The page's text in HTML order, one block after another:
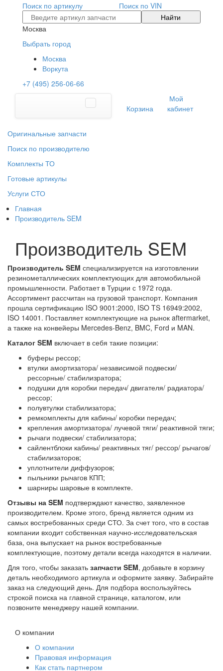
Поиск по артикулу
Поиск по VIN
Найти
Москва
Выбрать город
Москва
Воркута
+7 (495) 256-06-66
Корзина
Мой
кабинет
Оригинальные запчасти
Поиск по производителю
Комплекты ТО
Готовые артикулы
Услуги СТО
Главная
Производитель SEM
Производитель SEM
Производитель SEM специализируется на изготовлении
резинометаллических комплектующих для автомобильной
промышленности. Работает в Турции с 1972 года.
Ассортимент рассчитан на грузовой транспорт. Компания
прошла сертификацию ISO 9001:2000, ISO TS 16949:2002,
ISO 14001. Поставляет комплектующие на рынок aftermarket,
а также на конвейеры Mercedes-Benz, BMC, Ford и MAN.
Каталог SEM включает в себя такие позиции:
буферы рессор;
втулки амортизатора/ независимой подвески/
рессорные/ стабилизратора;
подушки для коробки передач/ двигателя/ радиатора/
рессор;
полувтулки стабилизатора;
ремкомплекты для кабины/ коробки передач;
крепления амортизатора/ лучевой тяги/ реактивной тяги;
рычаги подвески/ стабилизатора;
сайлентблоки кабины/ реактивных тяг/ рессор/ рычагов/
стабилизаторов;
уплотнители диффузоров;
пыльники рычагов КПП;
шарниры шаровые в комплекте.
Отзывы на SEM подтверждают качество, заявленное
производителем. Кроме этого, бренд является одним из
самых востребованных среди СТО. За счет того, что в состав
компании входит собственная научно-исследовательская
база, она выпускает на рынок востребованные
комплектующие, поэтому детали всегда находятся в наличии.
Для того, чтобы заказать запчасти SEM, добавьте в корзину
деталь необходимого артикула и оформите заявку. Забирайте
заказ на следующий день. Для подбора воспользуйтесь
строкой поиска на главной странице, каталогом, или
позвоните менеджеру нашей компании.
О компании
О компании
Правовая информация
Как стать партнером